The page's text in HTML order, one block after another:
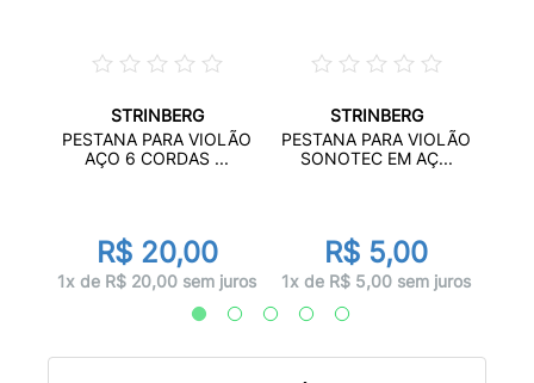
STRINBERG
PESTANA PARA VIOLÃO
AÇO 6 CORDAS ...
R$ 20,00
1x de R$ 20,00 sem juros
STRINBERG
PESTANA PARA VIOLÃO
SONOTEC EM AÇ...
R$ 5,00
1x de R$ 5,00 sem juros